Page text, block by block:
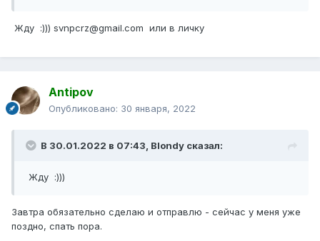
Жду :))) svnpcrz@gmail.com или в личку
Antipov
Опубликовано: 30 января, 2022
В 30.01.2022 в 07:43, Blondy сказал:
Жду :)))
Завтра обязательно сделаю и отправлю - сейчас у меня уже
поздно, спать пора.